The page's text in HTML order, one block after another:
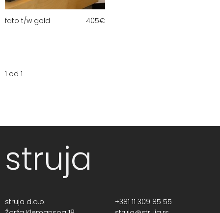
fato t/w gold 405€
1 od 1
struja
struja d.o.o.
+381 11 309 85 55